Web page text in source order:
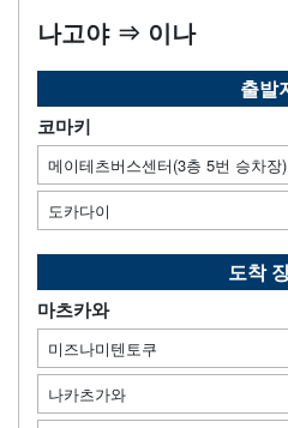
나고야 ⇒ 이나
출발
코마키
메이테츠버스센터(3층 5번 승차장)
도카다이
도착
마츠카와
미즈나미텐토쿠
나카츠가와